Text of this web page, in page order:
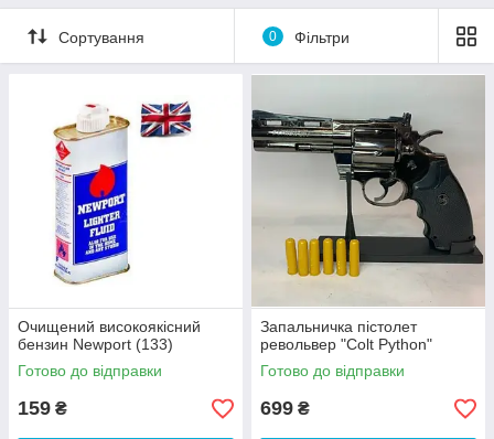
Сортування 0 Фільтри
Очищений високоякісний
бензин Newport (133)
Готово до відправки
159 ₴
Запальничка пістолет
револьвер "Colt Python"
Готово до відправки
699 ₴